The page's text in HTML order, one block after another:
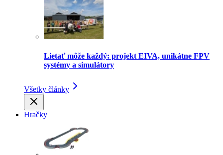
Lietať môže každý: projekt EIVA, unikátne FPV
systémy a simulátory
Všetky články
Hračky